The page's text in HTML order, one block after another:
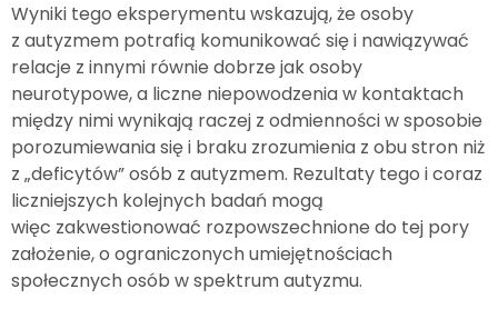
Wyniki tego eksperymentu wskazują, że osoby
z autyzmem potrafią komunikować się i nawiązywać
relacje z innymi równie dobrze jak osoby
neurotypowe, a liczne niepowodzenia w kontaktach
między nimi wynikają raczej z odmienności w sposobie
porozumiewania się i braku zrozumienia z obu stron niż
z „deficytów” osób z autyzmem. Rezultaty tego i coraz
liczniejszych kolejnych badań mogą
więc zakwestionować rozpowszechnione do tej pory
założenie, o ograniczonych umiejętnościach
społecznych osób w spektrum autyzmu.